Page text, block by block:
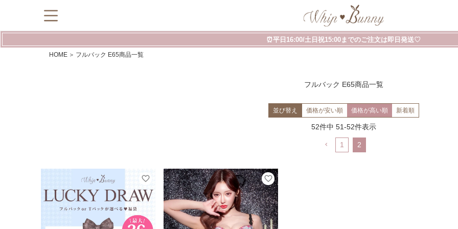
⏰平日16:00/土日祝15:00までのご注文は即日発送♡
HOME フルバック E65商品一覧
フルバック E65商品一覧
並び替え 価格が安い順 価格が高い順 新着順
52件中 51-52件表示
1 2